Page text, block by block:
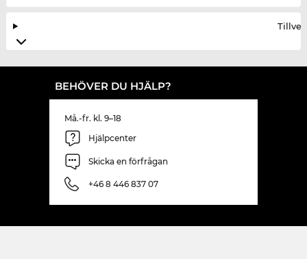
BEHÖVER DU HJÄLP?
Må.-fr. kl. 9–18
Hjälpcenter
Skicka en förfrågan
+46 8 446 837 07